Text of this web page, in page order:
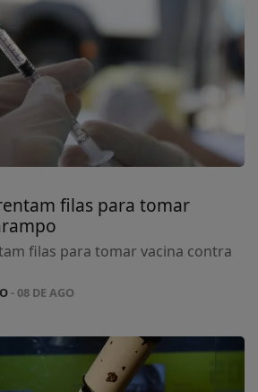
filas para tomar
filas para tomar vacina contra
- 08 DE AGO